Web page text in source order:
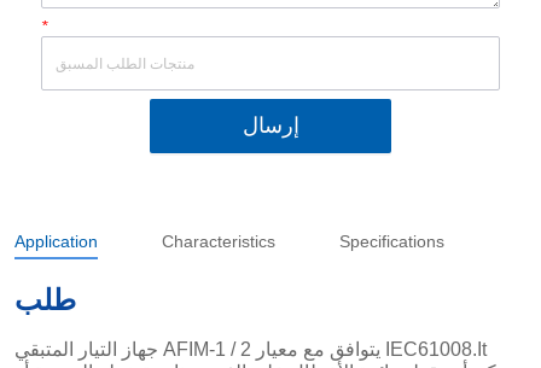
*
إرسال
Application Characteristics Specifications